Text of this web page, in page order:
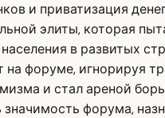
и приватизация
элиты, которая
в развитых
форуме, игнорируя
и стал ареной
форума,